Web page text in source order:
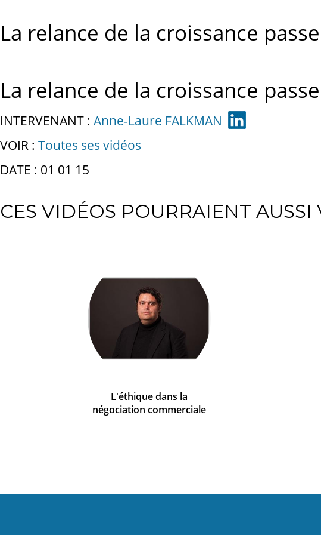
La relance de la croissance
La relance de la croissance
INTERVENANT : Anne-Laure FALKMAN
VOIR : Toutes ses vidéos
DATE : 01 01 15
CES VIDÉOS POURRAIENT AUSSI
L'éthique dans la
négociation commerciale